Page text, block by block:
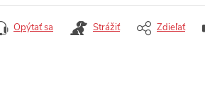
Opýtať sa Strážiť Zdieľať